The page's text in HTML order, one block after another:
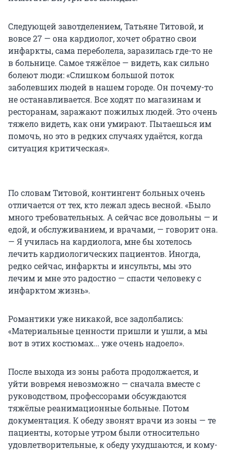
Следующей завотделением, Татьяне Титовой, и
вовсе 27 — она кардиолог, хочет обратно свои
инфаркты, сама переболела, заразилась где-то не
в больнице. Самое тяжёлое — видеть, как сильно
болеют люди: «Слишком большой поток
заболевших людей в нашем городе. Он почему-то
не останавливается. Все ходят по магазинам и
ресторанам, заражают пожилых людей. Это очень
тяжело видеть, как они умирают. Пытаешься им
помочь, но это в редких случаях удаётся, когда
ситуация критическая».
По словам Титовой, контингент больных очень
отличается от тех, кто лежал здесь весной. «Было
много требовательных. А сейчас все довольны — и
едой, и обслуживанием, и врачами, — говорит она.
— Я училась на кардиолога, мне бы хотелось
лечить кардиологических пациентов. Иногда,
редко сейчас, инфаркты и инсульты, мы это
лечим и мне это радостно — спасти человеку с
инфарктом жизнь».
Романтики уже никакой, все задолбались:
«Материальные ценности пришли и ушли, а мы
вот в этих костюмах... уже очень надоело».
После выхода из зоны работа продолжается, и
уйти вовремя невозможно — сначала вместе с
руководством, профессорами обсуждаются
тяжёлые реанимационные больные. Потом
документация. К обеду звонят врачи из зоны — те
пациенты, которые утром были относительно
удовлетворительные, к обеду ухудшаются, и кому-